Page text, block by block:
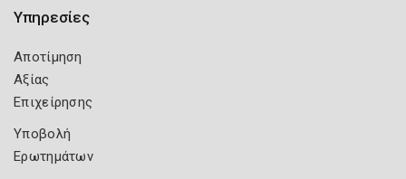
Υπηρεσίες
Αποτίμηση
Αξίας
Επιχείρησης
Υποβολή
Ερωτημάτων